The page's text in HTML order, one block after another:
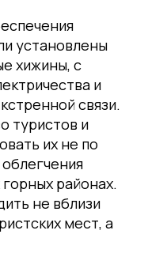
установлены
хижины, с
и
связи.
туристов и
их не по
районах.
не вблизи
мест, а